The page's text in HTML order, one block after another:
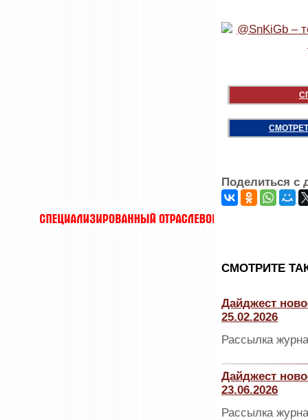
Поделиться с
CМОТРИТЕ
Дайджест
25.02.2026
Рассылка
Дайджест
23.06.2026
Рассылка